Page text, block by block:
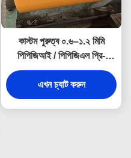
কাস্টম পুরুত্ব ০.৬–১.২ মিমি
পিপিজিআই / পিপিজিএল প্রি-
পেইন্টেড গ্যালভানাইজড কালার
কোটেড স্টিল কয়েল ও শিট
এখন চ্যাট করুন